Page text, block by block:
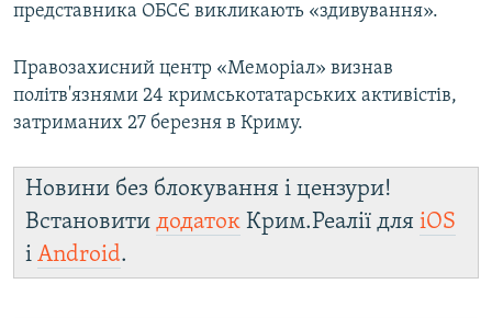
представника ОБСЄ викликають «здивування».
Правозахисний центр «Меморіал» визнав
політв'язнями 24 кримськотатарських активістів,
затриманих 27 березня в Криму.
Новини без блокування і цензури!
Встановити додаток Крим.Реалії для iOS
і Android.